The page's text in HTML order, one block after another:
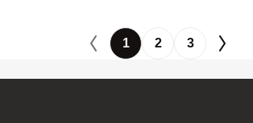
Vorherige Seite
1 2 3